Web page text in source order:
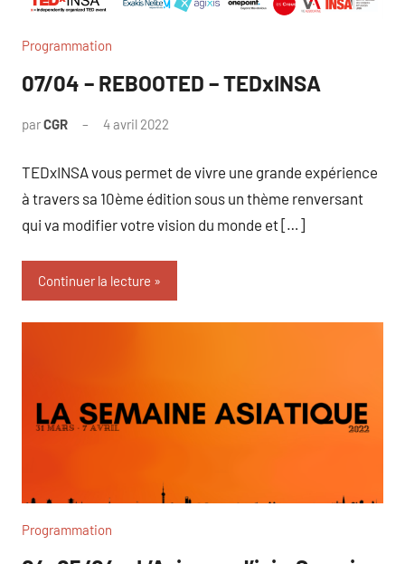
Programmation
07/04 – REBOOTED – TEDxINSA
parCGR 4 avril 2022
TEDxINSA vous permet de vivre une grande expérience
à travers sa 10ème édition sous un thème renversant
qui va modifier votre vision du monde et […]
Continuer la lecture
Programmation